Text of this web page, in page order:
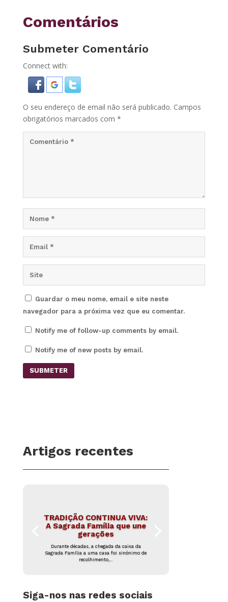
Comentários
Submeter Comentário
Connect with:
O seu endereço de email não será publicado. Campos
obrigatórios marcados com *
Guardar o meu nome, email e site neste
navegador para a próxima vez que eu comentar.
Notify me of follow-up comments by email.
Notify me of new posts by email.
SUBMETER
Artigos recentes
TRADIÇÃO CONTINUA VIVA:
A Sagrada Família que une
gerações
Durante décadas, a chegada da caixa da
Sagrada Família a uma casa foi sinónimo de
recolhimento,...
Siga-nos nas redes sociais